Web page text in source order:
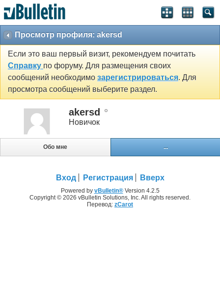
Просмотр профиля: akersd
Если это ваш первый визит, рекомендуем почитать
Справку по форуму. Для размещения своих
сообщений необходимо зарегистрироваться. Для
просмотра сообщений выберите раздел.
akersd
Новичок
Обо мне ...
Вход Регистрация Вверх
Powered by vBulletin®Version 4.2.5
Copyright © 2026 vBulletin Solutions, Inc. All rights reserved.
Перевод: zCarot